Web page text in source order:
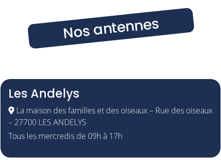
Nos antennes
Les Andelys
La maison des familles et des oiseaux – Rue des oiseaux
– 27700 LES ANDELYS
Tous les mercredis de 09h à 17h